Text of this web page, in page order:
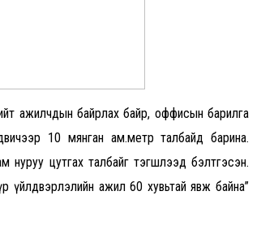
ажилчдын байрлах байр, оффисын барилга
10 мянган ам.метр талбайд барина.
цутгах талбайг тэгшлээд бэлтгэсэн.
үйлдвэрлэлийн ажил 60 хувьтай явж байна”